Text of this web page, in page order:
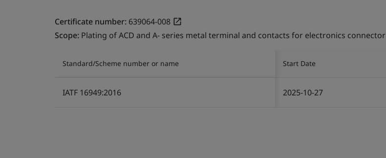
Certificate number: 639064-008
Scope: Plating of ACD and A- series metal terminal and contacts for electronics connector
Standard/Scheme number or name Start Date
IATF 16949:2016 2025-10-27